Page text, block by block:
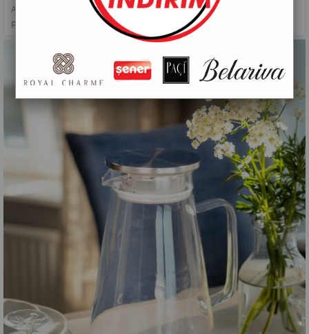
ANASAYFA > SERVIS GEREÇLERI> SÜRAHI>
PAÇİ-1800 ML CAM SÜRAHİ